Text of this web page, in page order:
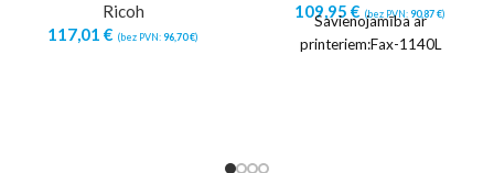
Ricoh
117,01€ (bez PVN: 96,70€)
109,95€ (bez PVN: 90,87€)
Savienojamība ar
printeriem:Fax-1140L